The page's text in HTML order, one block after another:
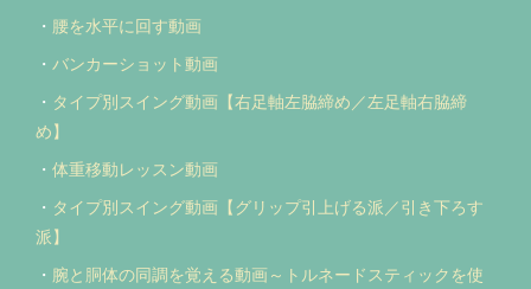
・ 腰を水平に回す動画
・ バンカーショット動画
・ タイプ別スイング動画【右足軸左脇締め／左足軸右脇締
め】
・ 体重移動レッスン動画
・ タイプ別スイング動画【グリップ引上げる派／引き下ろす
派】
・ 腕と胴体の同調を覚える動画～トルネードスティックを使